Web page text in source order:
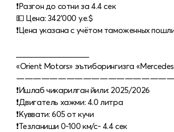
❗️Разгон до сотни за 4.4 сек
💵 Цена: 342'000 у.е.$
❗️Цена указана с учётом таможенных
«Orient Motors» эътиборингизга
❗️Ишлаб чикарилган йили: 2025/2026
❗️Двигатель хажми: 4.0 литра
❗️Куввати: 605 от кучи
❗️Тезланиши 0-100 км/с- 4.4 сек